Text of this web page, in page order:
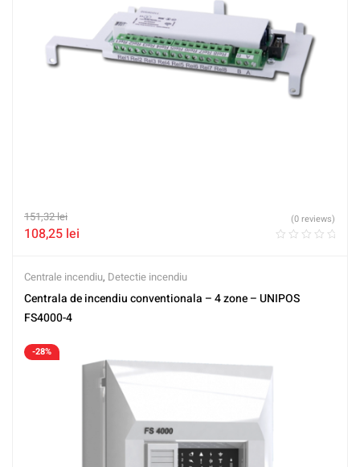
151,32lei
108,25 lei
(0 reviews)
Centrale incendiu, Detectie incendiu
Centrala de incendiu conventionala – 4 zone – UNIPOS
FS4000-4
-28%